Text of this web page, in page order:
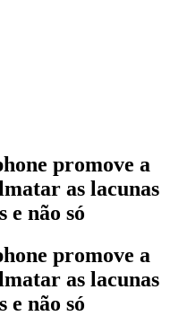
promove a
as lacunas
e não só
promove a
as lacunas
e não só